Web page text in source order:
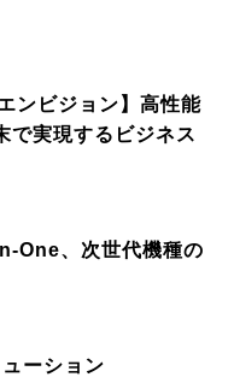
ンビジョン】高性能
で実現するビジネス
One、次世代機種の
ーション